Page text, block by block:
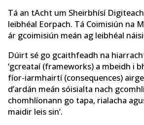
Tá an tAcht um Sheirbhísí
leibhéal Eorpach. Tá Coimisiún na
ár gcoimisiún meán ag leibhéal
Dúirt sé go gcaithfeadh na
‘gcreataí (frameworks) a mbeidh i
fíor-iarmhairtí (consequences)
d’ardán meán sóisialta nach
chomhlíonann go tapa, rialacha
maidir leis sin’.